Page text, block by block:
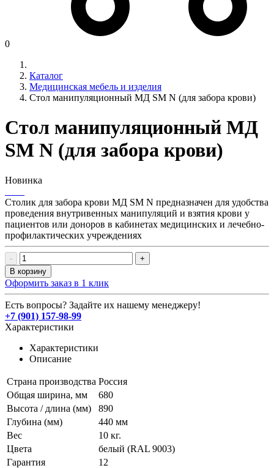
0
Каталог
Медицинская мебель и изделия
Стол манипуляционный МД SM N (для забора крови)
Стол манипуляционный МД
SM N (для забора крови)
Новинка
Столик для забора крови МД SM N предназначен для удобства
проведения внутривенных манипуляций и взятия крови у
пациентов или доноров в кабинетах медицинских и лечебно-
профилактических учреждениях
-
+
В корзину
Оформить заказ в 1 клик
Есть вопросы? Задайте их нашему менеджеру!
+7 (901) 157-98-99
Характеристики
Характеристики
Описание
Страна производства Россия
Общая ширина, мм
680
Высота / длина (мм)
890
Глубина (мм)
440 мм
Вес
10 кг.
Цвета
белый (RAL 9003)
Гарантия
12